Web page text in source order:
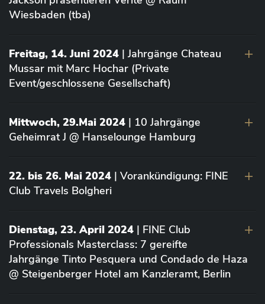
Wiesbaden (tba)
Freitag, 14. Juni 2024 | Jahrgänge Chateau
Mussar mit Marc Hochar (Private
Event/geschlossene Gesellschaft)
Mittwoch, 29.Mai 2024 | 10 Jahrgänge
Geheimrat J @ Hanselounge Hamburg
22. bis 26. Mai 2024 | Vorankündigung: FINE
Club Travels Bolgheri
Dienstag, 23. April 2024 | FINE Club
Professionals Masterclass: 7 gereifte
Jahrgänge Tinto Pesquera und Condado de Haza
@ Steigenberger Hotel am Kanzleramt, Berlin